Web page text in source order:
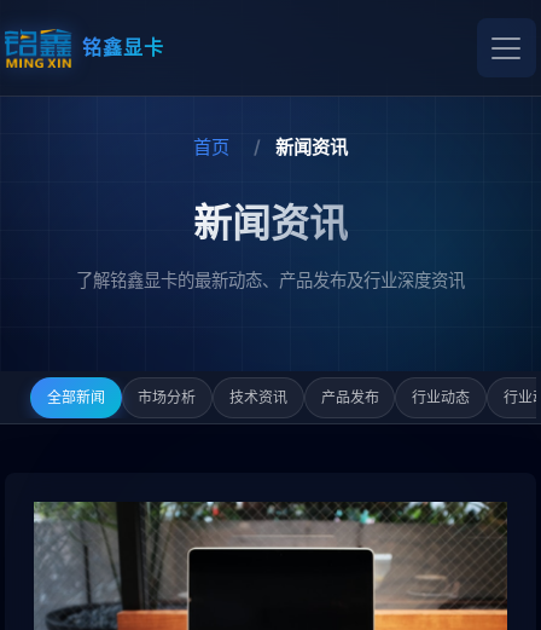
铭鑫显卡
首页 新闻资讯
新闻资讯
了解铭鑫显卡的最新动态、产品发布及行业深度资讯
全部新闻 市场分析 技术资讯 产品发布 行业动态 行业